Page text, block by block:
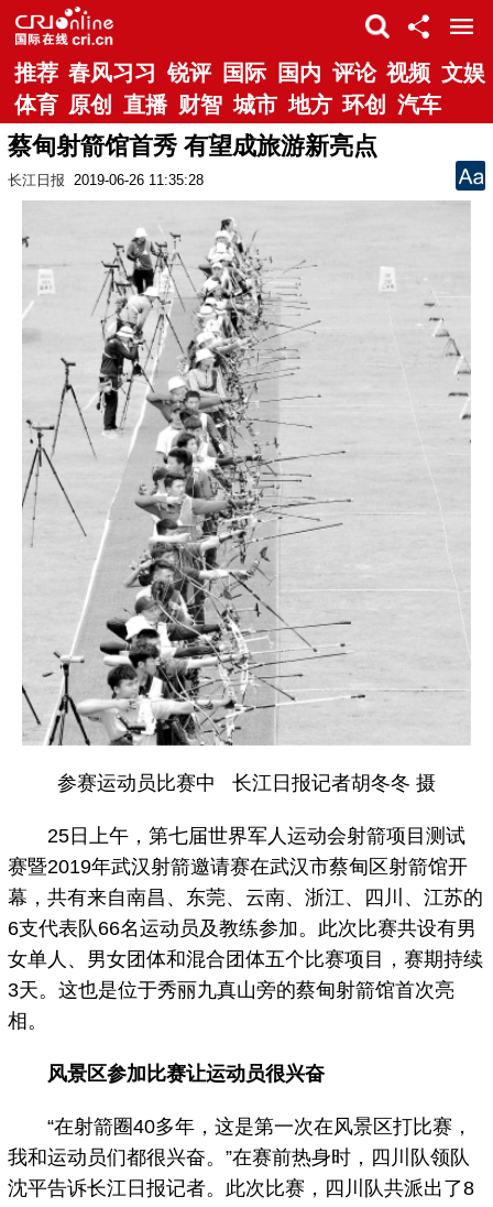
推荐 春风习习 锐评 国际 国内 评论 视频 文娱
体育 原创 直播 财智 城市 地方 环创 汽车
蔡甸射箭馆首秀 有望成旅游新亮点
长江日报 2019-06-26 11:35:28
参赛运动员比赛中 长江日报记者胡冬冬 摄
25日上午，第七届世界军人运动会射箭项目测试
赛暨2019年武汉射箭邀请赛在武汉市蔡甸区射箭馆开
幕，共有来自南昌、东莞、云南、浙江、四川、江苏的
6支代表队66名运动员及教练参加。此次比赛共设有男
女单人、男女团体和混合团体五个比赛项目，赛期持续
3天。这也是位于秀丽九真山旁的蔡甸射箭馆首次亮
相。
风景区参加比赛让运动员很兴奋
“在射箭圈40多年，这是第一次在风景区打比赛，
我和运动员们都很兴奋。”在赛前热身时，四川队领队
沈平告诉长江日报记者。此次比赛，四川队共派出了8